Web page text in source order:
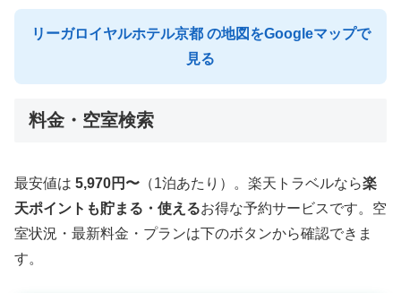
リーガロイヤルホテル京都 の地図をGoogleマップで
見る
料金・空室検索
最安値は 5,970円〜 （1泊あたり）。楽天トラベルなら楽
天ポイントも貯まる・使えるお得な予約サービスです。空
室状況・最新料金・プランは下のボタンから確認できま
す。